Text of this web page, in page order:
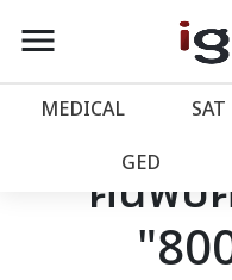
account_balance หน้าแรก
เว็บไซต์อิกไนท์
โปรโมชั่น
menu
MEDICAL SAT
GED
ค้นพบ